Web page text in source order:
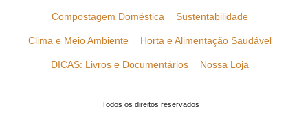
Compostagem Doméstica Sustentabilidade
Clima e Meio Ambiente Horta e Alimentação Saudável
DICAS: Livros e Documentários Nossa Loja
Todos os direitos reservados